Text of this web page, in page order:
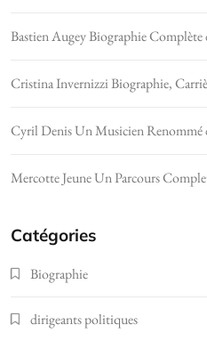
Bastien Augey Biographie Complète
Cristina Invernizzi Biographie,
Cyril Denis Un Musicien Renommé
Mercotte Jeune Un Parcours
Catégories
Biographie
dirigeants politiques